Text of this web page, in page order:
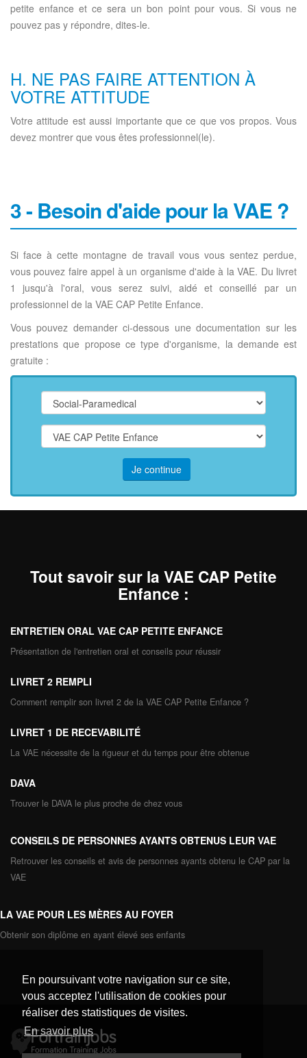
En poursuivant votre navigation sur ce site,
vous acceptez l'utilisation de cookies pour
réaliser des statistiques de visites.
En savoir plus
petite enfance et ce sera un bon point pour vous. Si vous ne
pouvez pas y répondre, dites-le.
H. NE PAS FAIRE ATTENTION À
VOTRE ATTITUDE
Votre attitude est aussi importante que ce que vos propos. Vous
devez montrer que vous êtes professionnel(le).
3 - Besoin d'aide pour la VAE ?
Si face à cette montagne de travail vous vous sentez perdue,
vous pouvez faire appel à un organisme d'aide à la VAE. Du livret
1 jusqu'à l'oral, vous serez suivi, aidé et conseillé par un
professionnel de la VAE CAP Petite Enfance.
Vous pouvez demander ci-dessous une documentation sur les
prestations que propose ce type d'organisme, la demande est
gratuite :
Je continue
Tout savoir sur la VAE CAP Petite
Enfance :
ENTRETIEN ORAL VAE CAP PETITE ENFANCE
Présentation de l'entretien oral et conseils pour réussir
LIVRET 2 REMPLI
Comment remplir son livret 2 de la VAE CAP Petite Enfance ?
LIVRET 1 DE RECEVABILITÉ
La VAE nécessite de la rigueur et du temps pour être obtenue
DAVA
Trouver le DAVA le plus proche de chez vous
CONSEILS DE PERSONNES AYANTS OBTENUS LEUR VAE
Retrouver les conseils et avis de personnes ayants obtenu le CAP par la
VAE
LA VAE POUR LES MÈRES AU FOYER
Obtenir son diplôme en ayant élevé ses enfants